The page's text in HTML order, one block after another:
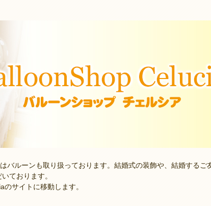
バルーンも取り扱っております。結婚式の装飾や、結婚する
ております。
サイトに移動します。